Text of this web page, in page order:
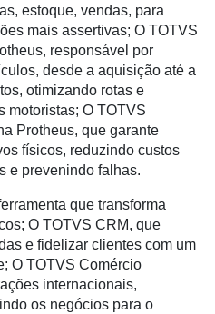
estoque, vendas, para
mais assertivas; O TOTVS
responsável por
desde a aquisição até a
otimizando rotas e
motoristas; O TOTVS
Protheus, que garante
físicos, reduzindo custos
e prevenindo falhas.
que transforma
O TOTVS CRM, que
e fidelizar clientes com um
O TOTVS Comércio
internacionais,
os negócios para o